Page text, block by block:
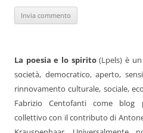
La poesia e lo spirito(Lpels) è
società, democratico, aperto,
rinnovamento culturale, sociale,
Fabrizio Centofanti come blog
collettivo con il contributo di